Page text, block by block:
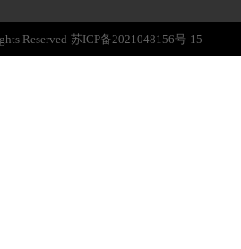
Reserved-苏ICP备2021048156号-15